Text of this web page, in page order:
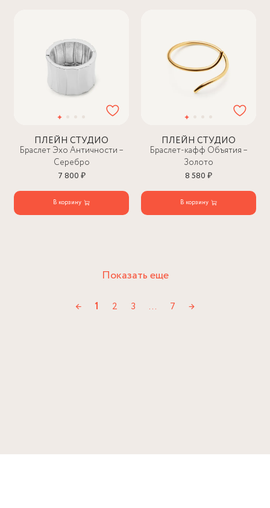
ПЛЕЙН СТУДИО
Браслет Эхо Античности –
Серебро
7 800 ₽
В корзину
ПЛЕЙН СТУДИО
Браслет-кафф Объятия –
Золото
8 580 ₽
В корзину
Показать еще
← 1 2 3 … 7 →